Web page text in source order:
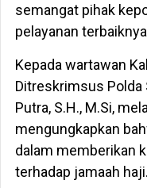
semangat pihak
pelayanan
Kepada wartawan
Ditreskrimsus Polda
Putra, S.H., M.Si,
mengungkapkan
dalam memberikan
terhadap jamaah haji.